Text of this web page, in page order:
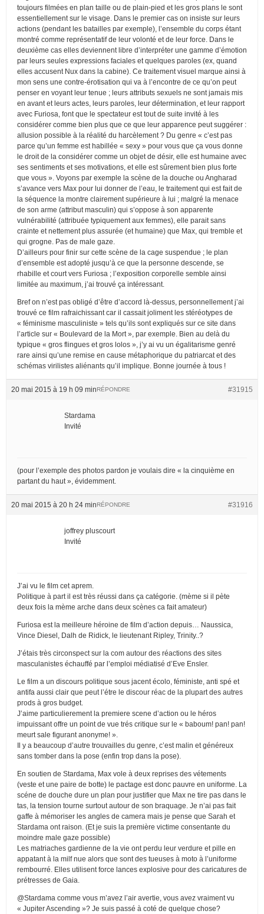
toujours filmées en plan taille ou de plain-pied et les gros plans le sont
essentiellement sur le visage. Dans le premier cas on insiste sur leurs
actions (pendant les batailles par exemple), l’ensemble du corps étant
montré comme représentatif de leur volonté et de leur force. Dans le
deuxième cas elles deviennent libre d’interpréter une gamme d’émotion
par leurs seules expressions faciales et quelques paroles (ex, quand
elles accusent Nux dans la cabine). Ce traitement visuel marque ainsi à
mon sens une contre-érotisation qui va à l’encontre de ce qu’on peut
penser en voyant leur tenue ; leurs attributs sexuels ne sont jamais mis
en avant et leurs actes, leurs paroles, leur détermination, et leur rapport
avec Furiosa, font que le spectateur est tout de suite invité à les
considérer comme bien plus que ce que leur apparence peut suggérer :
allusion possible à la réalité du harcèlement ? Du genre « c’est pas
parce qu’un femme est habillée « sexy » pour vous que ça vous donne
le droit de la considérer comme un objet de désir, elle est humaine avec
ses sentiments et ses motivations, et elle est sûrement bien plus forte
que vous ». Voyons par exemple la scène de la douche ou Angharad
s’avance vers Max pour lui donner de l’eau, le traitement qui est fait de
la séquence la montre clairement supérieure à lui ; malgré la menace
de son arme (attribut masculin) qui s’oppose à son apparente
vulnérabilité (attribuée typiquement aux femmes), elle parait sans
crainte et nettement plus assurée (et humaine) que Max, qui tremble et
qui grogne. Pas de male gaze.
D’ailleurs pour finir sur cette scène de la cage suspendue ; le plan
d’ensemble est adopté jusqu’à ce que la personne descende, se
rhabille et court vers Furiosa ; l’exposition corporelle semble ainsi
limitée au maximum, j’ai trouvé ça intéressant.
Bref on n’est pas obligé d’être d’accord là-dessus, personnellement j’ai
trouvé ce film rafraichissant car il cassait joliment les stéréotypes de
« féminisme masculiniste » tels qu’ils sont expliqués sur ce site dans
l’article sur « Boulevard de la Mort », par exemple. Bien au delà du
typique « gros flingues et gros lolos », j’y ai vu un égalitarisme genré
rare ainsi qu’une remise en cause métaphorique du patriarcat et des
schémas virilistes aliénants qu’il implique. Bonne journée à tous !
20 mai 2015 à 19 h 09 min #31915
RÉPONDRE
Stardama
Invité
(pour l’exemple des photos pardon je voulais dire « la cinquième en
partant du haut », évidemment.
20 mai 2015 à 20 h 24 min #31916
RÉPONDRE
joffrey pluscourt
Invité
J’ai vu le film cet aprem.
Politique à part il est très réussi dans ça catégorie. (mème si il pète
deux fois la mème arche dans deux scènes ca fait amateur)
Furiosa est la meilleure héroine de film d’action depuis… Naussica,
Vince Diesel, Dalh de Ridick, le lieutenant Ripley, Trinity..?
J’étais très circonspect sur la com autour des réactions des sites
masculanistes échauffé par l’emploi médiatisé d’Eve Ensler.
Le film a un discours politique sous jacent écolo, féministe, anti spé et
antifa aussi clair que peut l’étre le discour réac de la plupart des autres
prods à gros budget.
J’aime particulierement la premiere scene d’action ou le héros
impuissant offre un point de vue trés critique sur le « baboum! pan! pan!
meurt sale figurant anonyme! ».
Il y a beaucoup d’autre trouvailles du genre, c’est malin et généreux
sans tomber dans la pose (enfin trop dans la pose).
En soutien de Stardama, Max vole à deux reprises des vétements
(veste et une paire de botte) le pactage est donc pauvre en uniforme. La
scéne de douche dure un plan pour justifier que Max ne tire pas dans le
tas, la tension tourne surtout autour de son braquage. Je n’ai pas fait
gaffe à mémoriser les angles de camera mais je pense que Sarah et
Stardama ont raison. (Et je suis la première victime consentante du
moindre male gaze possible)
Les matriaches gardienne de la vie ont perdu leur verdure et pille en
appatant à la milf nue alors que sont des tueuses à moto à l’uniforme
rembourré. Elles utilisent force lances explosive pour des caricatures de
prétresses de Gaia.
@Stardama comme vous m’avez l’air avertie, vous avez vraiment vu
« Jupiter Ascending »? Je suis passé à coté de quelque chose?